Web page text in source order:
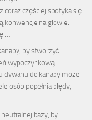
coraz częściej spotyka się
konwencje na głowie.
…
by stworzyć
wypoczynkową
dywanu do kanapy może
osób popełnia błędy,
bazy, by